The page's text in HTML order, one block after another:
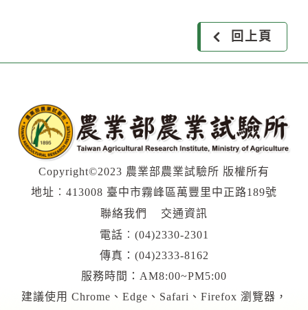
回上頁
Copyright©2023 農業部農業試驗所 版權所有
地址︰413008 臺中市霧峰區萬豐里中正路189號
聯絡我們
交通資訊
電話︰ (04)2330-2301
傳真：(04)2333-8162
服務時間：AM8:00~PM5:00
建議使用 Chrome、Edge、Safari、Firefox 瀏覽器，